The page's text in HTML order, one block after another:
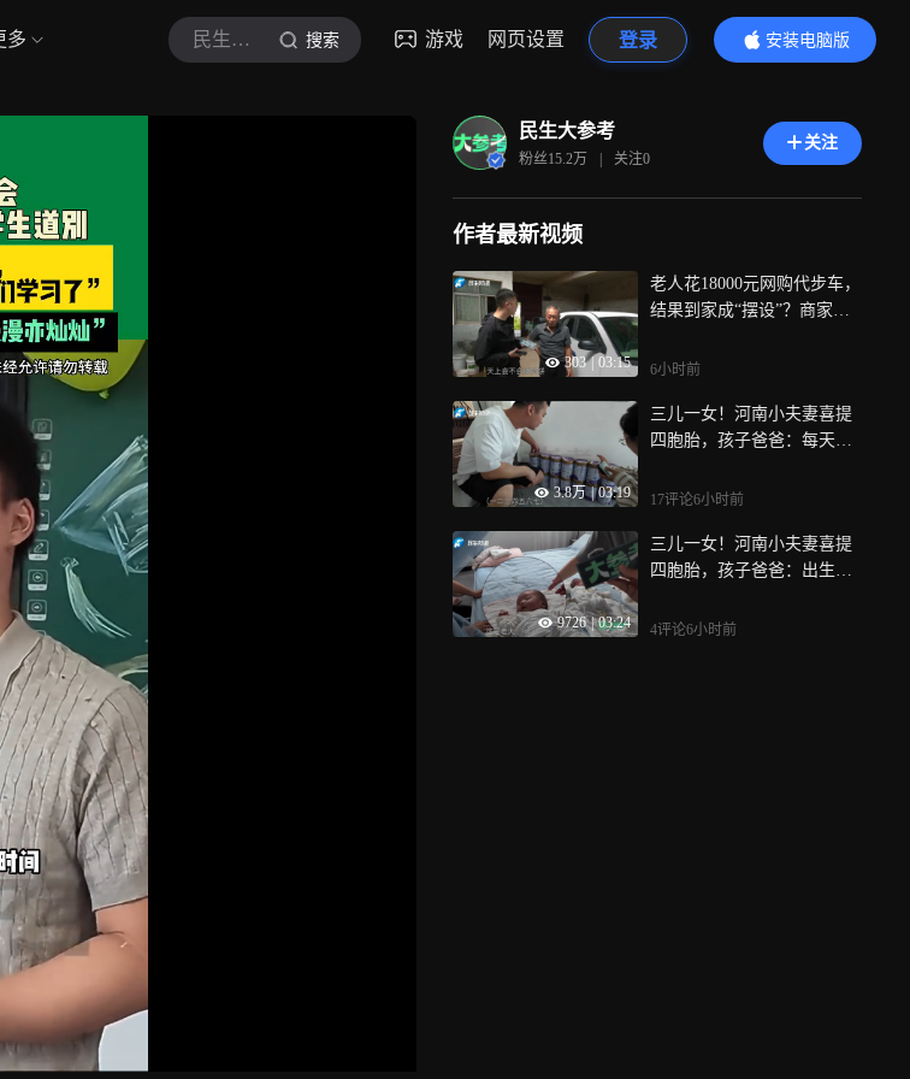
多 民生大参考 搜索 游戏 网页设置 登录
安装电脑版
内容更精彩
民生大参考
粉丝15.2万 | 关注0
关注
作者最新视频
303 | 03:15
老人花18000元网购代步车，
结果到家成“摆设”？商家：
人：经过协商商家已同意退
6小时前
3.8万 | 03:19
三儿一女！河南小夫妻喜提
四胞胎，孩子爸爸：每天冲4
归累，看见四个孩子啥都值
17评论6小时前
9726 | 03:24
三儿一女！河南小夫妻喜提
四胞胎，孩子爸爸：出生在
三斤八两
4评论6小时前